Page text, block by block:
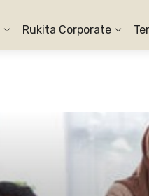
Rukita Corporate